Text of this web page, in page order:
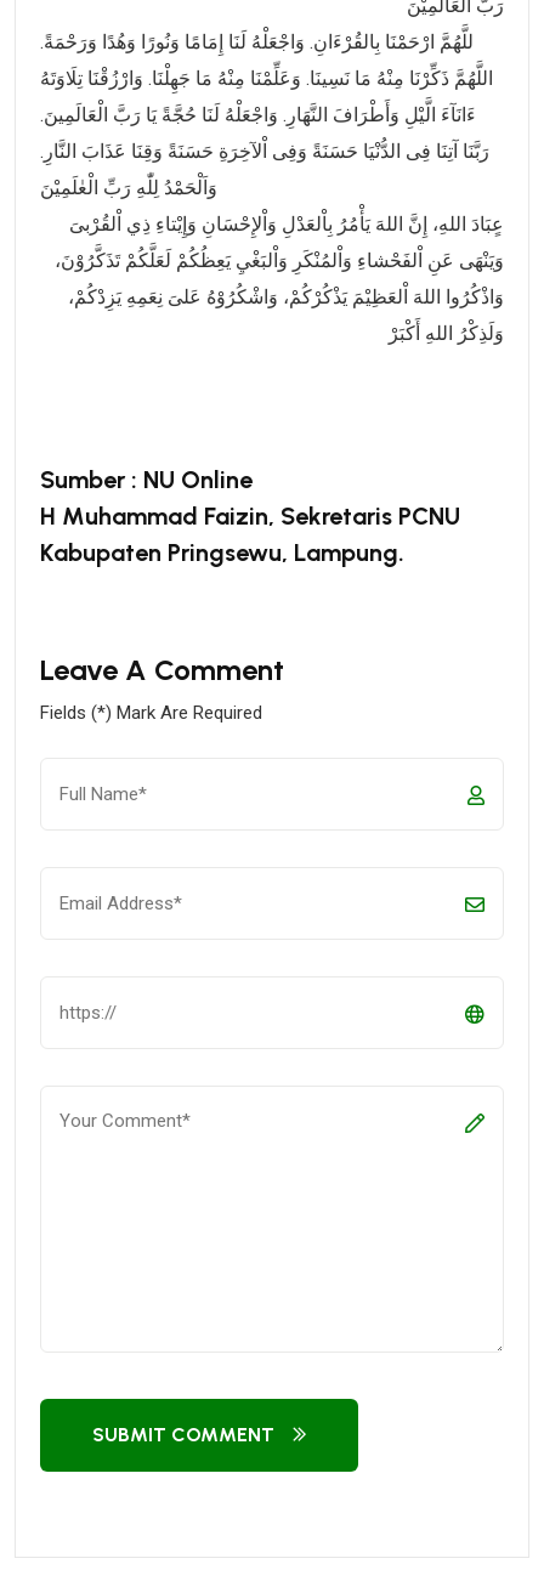
رَبَّ اْلعَالَمِيْنَ
للَّهُمَّ ارْحَمْنَا بِالقُرْءَانِ. وَاجْعَلْهُ لَنَا إِمَامًا وَنُورًا وَهُدًا وَرَحْمَةً.
اللَّهُمَّ ذَكِّرْنَا مِنْهُ مَا نَسِينَا. وَعَلِّمْنَا مِنْهُ مَا جَهِلْنَا. وَارْزُقْنَا تِلَاوَتَهُ
ءَانَآءَ الَّيْلِ وَأَطْرَافَ النَّهَارِ. وَاجْعَلْهُ لَنَا حُجَّةً يَا رَبَّ الْعَالَمِينَ.
رَبَّنَا آتِنَا فِى الدُّنْيَا حَسَنَةً وَفِى اْلآخِرَةِ حَسَنَةً وَقِنَا عَذَابَ النَّارِ.
وَاَلْحَمْدُ لِلّٰهِ رَبِّ الْعٰلَمِيْنَ
عٍبَادَ اللهِ، إِنَّ اللهَ يَأْمُرُ بِاْلعَدْلِ وَاْلإِحْسَانِ وَإِيْتاءِ ذِي اْلقُرْبىَ
وَيَنْهَى عَنِ اْلفَحْشاءِ وَاْلمُنْكَرِ وَاْلبَغْيِ يَعِظُكُمْ لَعَلَّكُمْ تَذَكَّرُوْنَ،
وَاذْكُرُوا اللهَ اْلعَظِيْمَ يَذْكُرْكُمْ، وَاشْكُرُوْهُ عَلىَ نِعَمِهِ يَزِدْكُمْ،
وَلَذِكْرُ اللهِ أَكْبَرْ
Sumber : NU Online
H Muhammad Faizin, Sekretaris PCNU
Kabupaten Pringsewu, Lampung.
Leave A Comment
Fields (*) Mark Are Required
SUBMIT COMMENT